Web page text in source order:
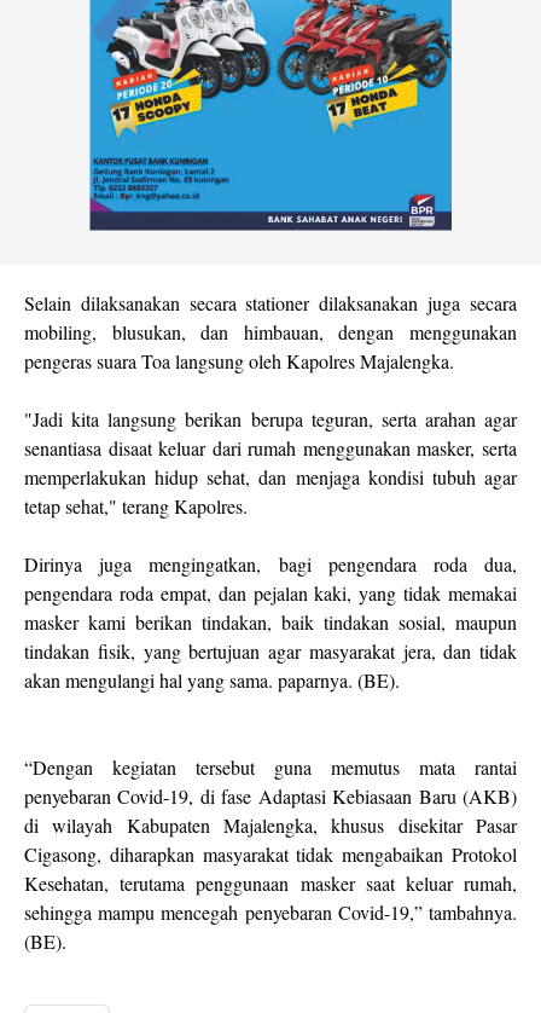
Selain dilaksanakan secara stationer dilaksanakan juga secara
mobiling, blusukan, dan himbauan, dengan menggunakan
pengeras suara Toa langsung oleh Kapolres Majalengka.
"Jadi kita langsung berikan berupa teguran, serta arahan agar
senantiasa disaat keluar dari rumah menggunakan masker, serta
memperlakukan hidup sehat, dan menjaga kondisi tubuh agar
tetap sehat," terang Kapolres.
Dirinya juga mengingatkan, bagi pengendara roda dua,
pengendara roda empat, dan pejalan kaki, yang tidak memakai
masker kami berikan tindakan, baik tindakan sosial, maupun
tindakan fisik, yang bertujuan agar masyarakat jera, dan tidak
akan mengulangi hal yang sama. paparnya. (BE).
“Dengan kegiatan tersebut guna memutus mata rantai
penyebaran Covid-19, di fase Adaptasi Kebiasaan Baru (AKB)
di wilayah Kabupaten Majalengka, khusus disekitar Pasar
Cigasong, diharapkan masyarakat tidak mengabaikan Protokol
Kesehatan, terutama penggunaan masker saat keluar rumah,
sehingga mampu mencegah penyebaran Covid-19,” tambahnya.
(BE).